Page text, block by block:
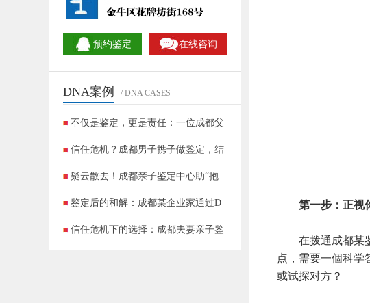
预约鉴定 在线咨询
DNA案例 / DNA CASES
不仅是鉴定，更是责任：一位成都父
信任危机？成都男子携子做鉴定，结
疑云散去！成都亲子鉴定中心助“抱
鉴定后的和解：成都某企业家通过D
信任危机下的选择：成都夫妻亲子鉴
第一步：正视
在拨通成都某鉴
点，需要一個科学
或试探对方？